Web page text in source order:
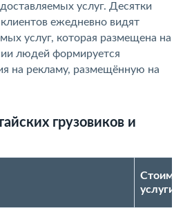
услуг. Десятки
ежедневно видят
услуг, которая размещена на
людей формируется
на рекламу, размещённую на
грузовиков и
услуги